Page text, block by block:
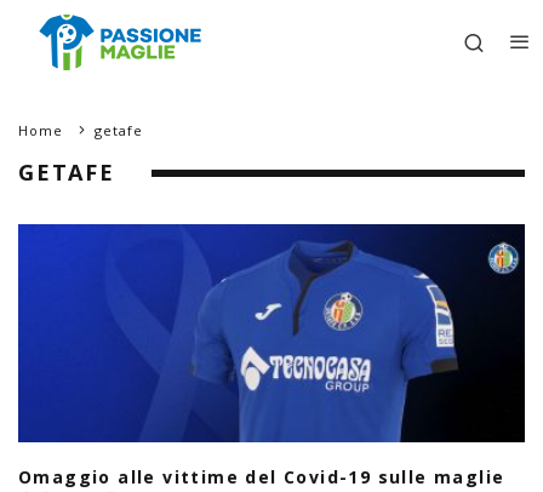
Home getafe
GETAFE
Omaggio alle vittime del Covid-19 sulle maglie